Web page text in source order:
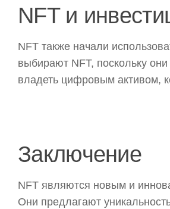
NFT и
NFT также начали
выбирают NFT, поскольку
владеть цифровым активом,
Заключение
NFT являются новым и
Они предлагают